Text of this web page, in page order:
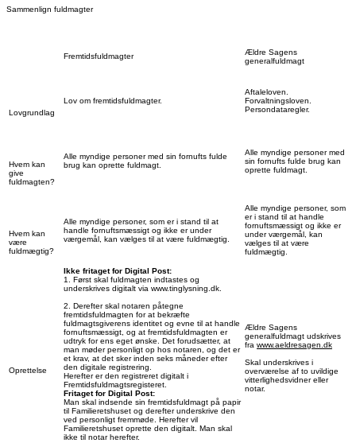
Sammenlign fuldmagter
Fremtidsfuldmagter
Ældre Sagens
generalfuldmagt
Lovgrundlag
Lov om fremtidsfuldmagter.
Aftaleloven.
Forvaltningsloven.
Persondataregler.
Hvem kan
give
fuldmagten?
Alle myndige personer med sin fornufts fulde
brug kan oprette fuldmagt.
Alle myndige personer med
sin fornufts fulde brug kan
oprette fuldmagt.
Hvem kan
være
fuldmægtig?
Alle myndige personer, som er i stand til at
handle fornuftsmæssigt og ikke er under
værgemål, kan vælges til at være fuldmægtig.
Alle myndige personer, som
er i stand til at handle
fornuftsmæssigt og ikke er
under værgemål, kan
vælges til at være
fuldmægtig.
Oprettelse
Ikke fritaget for Digital Post:
1. Først skal fuldmagten indtastes og
underskrives digitalt via www.tinglysning.dk.
2. Derefter skal notaren påtegne
fremtidsfuldmagten for at bekræfte
fuldmagtsgiverens identitet og evne til at handle
fornuftsmæssigt, og at fremtidsfuldmagten er
udtryk for ens eget ønske. Det forudsætter, at
man møder personligt op hos notaren, og det er
et krav, at det sker inden seks måneder efter
den digitale registrering.
Herefter er den registreret digitalt i
Fremtidsfuldmagtsregisteret.
Fritaget for Digital Post:
Man skal indsende sin fremtidsfuldmagt på papir
til Familieretshuset og derefter underskrive den
ved personligt fremmøde. Herefter vil
Familieretshuset oprette den digitalt. Man skal
ikke til notar herefter.
Ældre Sagens
generalfuldmagt udskrives
fra www.aeldresagen.dk
Skal underskrives i
overværelse af to uvildige
vitterlighedsvidner eller
notar.